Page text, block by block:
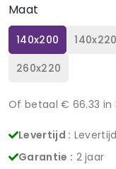
Maat
140x200 140x220
260x220
Of betaal € 66.33 in
Levertijd :
Garantie : 2 jaar